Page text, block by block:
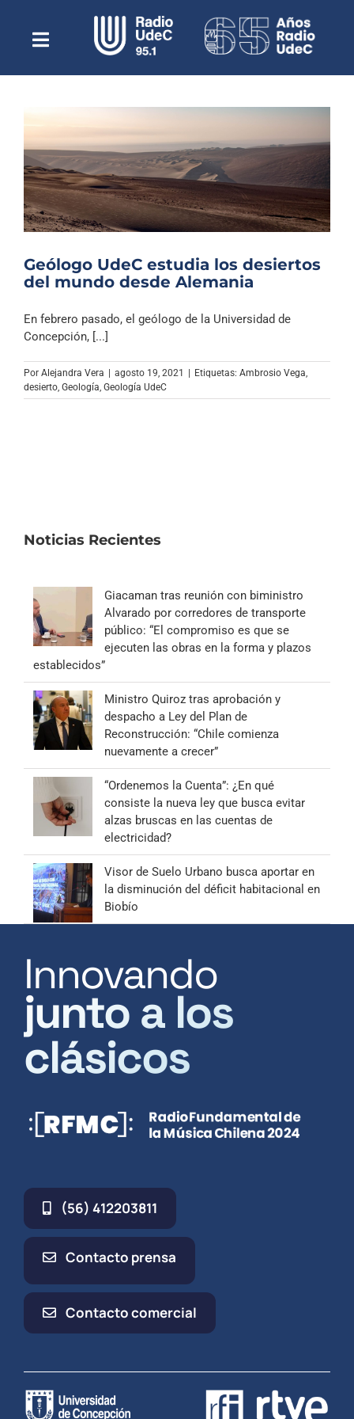
contenidoToggle
NavigationEscuchar Radio UdeC en vivo
Quiénes Somos
Programación
Podcast
Noticias
Reportajes
Columnas
Archivo Sonoro
Geólogo UdeC estudia los desiertos
del mundo desde Alemania
En febrero pasado, el geólogo de la Universidad de
Concepción, [...]
Por Alejandra Vera agosto 19, 2021 Etiquetas: Ambrosio Vega,
desierto, Geología, Geología UdeC
Noticias Recientes
Giacaman tras reunión con biministro
Alvarado por corredores de transporte
público: “El compromiso es que se
ejecuten las obras en la forma y plazos
establecidos”
Ministro Quiroz tras aprobación y
despacho a Ley del Plan de
Reconstrucción: “Chile comienza
nuevamente a crecer”
“Ordenemos la Cuenta”: ¿En qué
consiste la nueva ley que busca evitar
alzas bruscas en las cuentas de
electricidad?
Visor de Suelo Urbano busca aportar en
la disminución del déficit habitacional en
Biobío
Innovando
junto a los
clásicos
(56) 412203811
Contacto prensa
Contacto comercial